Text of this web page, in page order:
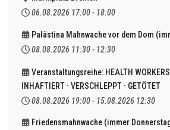
06.08.2026 17:00 - 18:00
Palästina Mahnwache vor dem Dom
08.08.2026 11:30 - 12:30
Veranstaltungsreihe: HEALTH
INHAFTIERT · VERSCHLEPPT · GETÖTET
08.08.2026 19:00 - 15.08.2026 12:30
Friedensmahnwache (immer